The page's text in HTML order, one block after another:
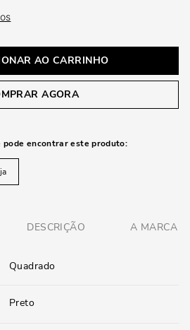
AO CARRINHO
AGORA
pode encontrar este produto:
DESCRIÇÃO A MARCA
Quadrado
Preto